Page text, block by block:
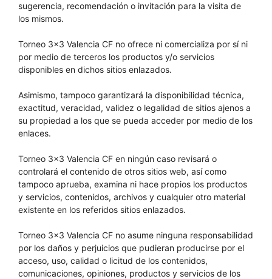
sugerencia, recomendación o invitación para la visita de
los mismos.
Torneo 3×3 Valencia CF no ofrece ni comercializa por sí ni
por medio de terceros los productos y/o servicios
disponibles en dichos sitios enlazados.
Asimismo, tampoco garantizará la disponibilidad técnica,
exactitud, veracidad, validez o legalidad de sitios ajenos a
su propiedad a los que se pueda acceder por medio de los
enlaces.
Torneo 3×3 Valencia CF en ningún caso revisará o
controlará el contenido de otros sitios web, así como
tampoco aprueba, examina ni hace propios los productos
y servicios, contenidos, archivos y cualquier otro material
existente en los referidos sitios enlazados.
Torneo 3×3 Valencia CF no asume ninguna responsabilidad
por los daños y perjuicios que pudieran producirse por el
acceso, uso, calidad o licitud de los contenidos,
comunicaciones, opiniones, productos y servicios de los